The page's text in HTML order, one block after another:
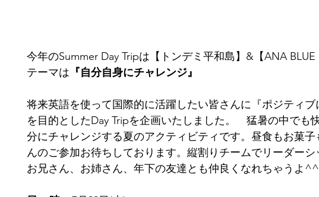
今年のSummer Day Tripは【トンデミ平和島】&【ANA BLUE
テーマは 『自分自身にチャレンジ』
将来英語を使って国際的に活躍したい皆さんに『ポジティブ
を目的としたDay Tripを企画いたしました。　猛暑の中でも
分にチャレンジする夏のアクティビティです。昼食もお菓
んのご参加お待ちしております。縦割りチームでリーダーシ
お兄さん、お姉さん、年下の友達とも仲良くなれちゃうよ^^